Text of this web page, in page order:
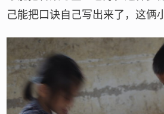
己能把口诀自己写出来了，这俩